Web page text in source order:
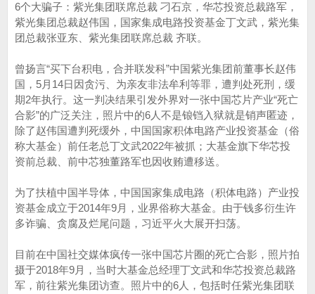
6个大骗子：紫光集团联席总裁 刁石京，华芯投资总裁路军，
紫光集团总裁赵伟国，国家集成电路投资基金丁文武，紫光集
团总裁张亚东、紫光集团联席总裁 齐联。
曾扬言“买下台积电，合并联发科”中国紫光集团前董事长赵伟
国，5月14日因贪污、为亲友非法牟利等罪，遭判处死刑，缓
期2年执行。这一判决结果引发外界对一张中国芯片产业“死亡
合影”的广泛关注，照片中的6人不是锒铛入狱就是销声匿迹，
除了赵伟国遭判死缓外，中国国家积体电路产业投资基金（俗
称大基金）前任老总丁文武2022年被抓；大基金旗下华芯投
资前总裁、前中芯独董路军也因收贿遭移送。
为了扶植中国半导体，中国国家集成电路（积体电路）产业投
资基金成立于2014年9月，业界俗称大基金。由于钱多衍生许
多诈骗、贪腐及烂尾问题，习近平火大展开扫荡。
目前在中国社交媒体疯传一张中国芯片圈的死亡合影，照片拍
摄于2018年9月，当时大基金总经理丁文武和华芯投资总裁路
军，前往紫光集团访查。照片中的6人，包括时任紫光集团联